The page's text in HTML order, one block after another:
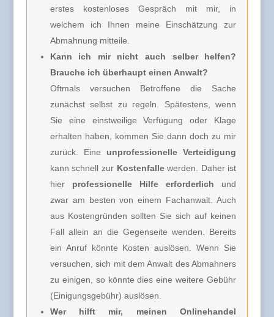
erstes kostenloses Gespräch mit mir, in
welchem ich Ihnen meine Einschätzung zur
Abmahnung mitteile.
Kann ich mir nicht auch selber helfen?
Brauche ich überhaupt einen Anwalt?
Oftmals versuchen Betroffene die Sache
zunächst selbst zu regeln. Spätestens, wenn
Sie eine einstweilige Verfügung oder Klage
erhalten haben, kommen Sie dann doch zu mir
zurück. Eine unprofessionelle Verteidigung
kann schnell zur Kostenfallewerden. Daher ist
hier professionelle Hilfe erforderlich und
zwar am besten von einem Fachanwalt. Auch
aus Kostengründen sollten Sie sich auf keinen
Fall allein an die Gegenseite wenden. Bereits
ein Anruf könnte Kosten auslösen. Wenn Sie
versuchen, sich mit dem Anwalt des Abmahners
zu einigen, so könnte dies eine weitere Gebühr
(Einigungsgebühr) auslösen.
Wer hilft mir, meinen Onlinehandel